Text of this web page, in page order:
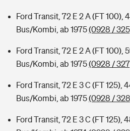
Ford Transit, 72 E 2 A (FT 100),
Bus/Kombi, ab 1975(0928 /
Ford Transit, 72 E 2 A (FT 100),
Bus/Kombi, ab 1975(0928 /
Ford Transit, 72 E 3 C (FT 125),
Bus/Kombi, ab 1975(0928 /
Ford Transit, 72 E 3 C (FT 125),